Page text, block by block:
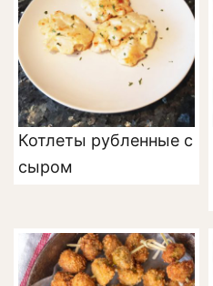
Котлеты рубленные с
сыром